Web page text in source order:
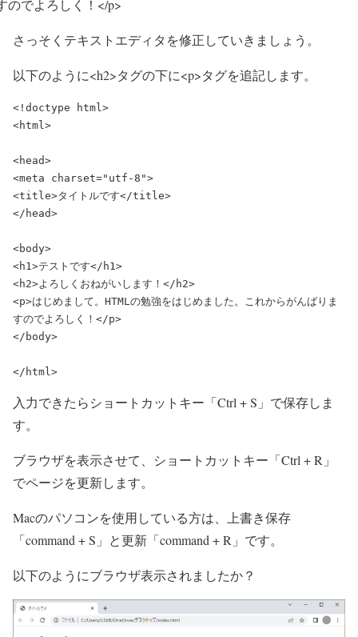
のでよろしく！</p>
さっそくテキストエディタを修正していきましょう。
以下のように<h2>タグの下に<p>タグを追記します。
<!doctype html>
<html>
<head>
<meta charset="utf-8">
<title>タイトルです</title>
</head>
<body>
<h1>テストです</h1>
<p>はじめまして。HTMLの勉強をはじめました。これからがんばりま
すのでよろしく！</p>
</body>
</html>
入力できたらショートカットキー「Ctrl + S」で保存しま
す。
ブラウザを表示させて、ショートカットキー「Ctrl + R」
でページを更新します。
Macのパソコンを使用している方は、上書き保存
「command + S」と更新「command + R」です。
以下のようにブラウザ表示されましたか？